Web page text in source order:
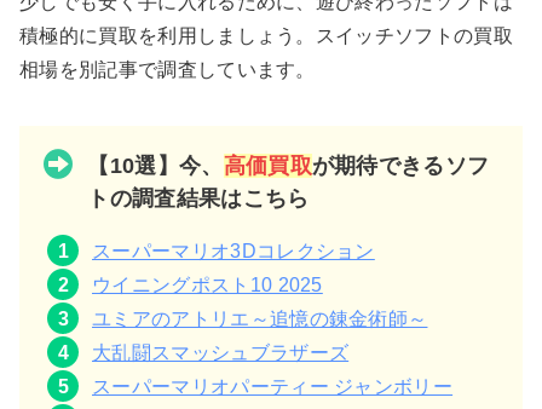
積極的に買取を利用しましょう。スイッチソフトの買取
相場を別記事で調査しています。
【10選】今、 高価買取が期待できるソフ
トの調査結果はこちら
スーパーマリオ3Dコレクション
ウイニングポスト10 2025
ユミアのアトリエ～追憶の錬金術師～
大乱闘スマッシュブラザーズ
スーパーマリオパーティー ジャンボリー